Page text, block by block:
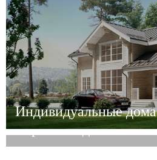
Индивидуальные дома
Серийные дома